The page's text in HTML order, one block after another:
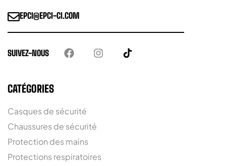
EPCI@EPCI-CI.COM
SUIVEZ-NOUS
CATÉGORIES
Casques de sécurité
Chaussures de sécurité
Protection des mains
Protections respiratoires